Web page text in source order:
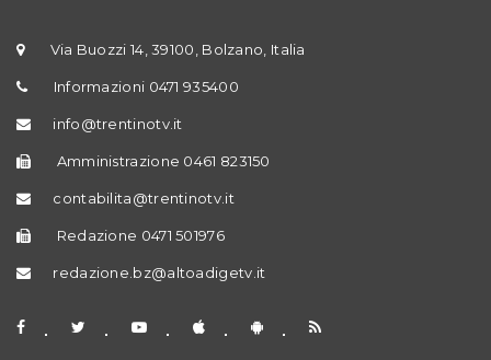
Via Buozzi 14, 39100, Bolzano, Italia
Informazioni 0471 935400
info@trentinotv.it
Amministrazione 0461 823150
contabilita@trentinotv.it
Redazione 0471 501976
redazione.bz@altoadigetv.it